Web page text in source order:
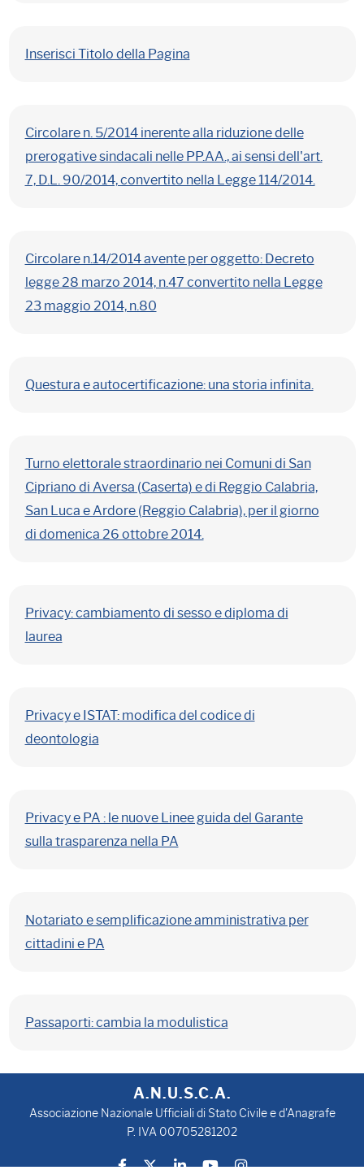
Inserisci Titolo della Pagina
Circolare n. 5/2014 inerente alla riduzione delle
prerogative sindacali nelle PP.AA., ai sensi dell'art.
7, D.L. 90/2014, convertito nella Legge 114/2014.
Circolare n.14/2014 avente per oggetto: Decreto
legge 28 marzo 2014, n.47 convertito nella Legge
23 maggio 2014, n.80
Questura e autocertificazione: una storia infinita.
Turno elettorale straordinario nei Comuni di San
Cipriano di Aversa (Caserta) e di Reggio Calabria,
San Luca e Ardore (Reggio Calabria), per il giorno
di domenica 26 ottobre 2014.
Privacy: cambiamento di sesso e diploma di
laurea
Privacy e ISTAT: modifica del codice di
deontologia
Privacy e PA : le nuove Linee guida del Garante
sulla trasparenza nella PA
Notariato e semplificazione amministrativa per
cittadini e PA
Passaporti: cambia la modulistica
A.N.U.S.C.A.
Associazione Nazionale Ufficiali di Stato Civile e d'Anagrafe
P. IVA 00705281202